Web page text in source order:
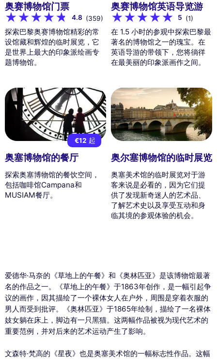
奥赛博物馆门票
4.8 (359)
探索巴黎奥赛博物馆精彩的常
设馆藏和辉煌的临时展览，它
是世界上最大的印象派绘画专
题博物馆。
奥赛博物馆英语导览游
5 (1)
在 1.5 小时的参观中探索巴黎最
著名的博物馆之一的瑰宝。在
英语导游的带领下，您将徜徉
在最美丽的印象派画作之间。
€12 起
奥塞博物馆的餐厅
探索奥塞博物馆的餐饮空间，
包括咖啡馆Campana和
MUSIAM餐厅。
奥尔塞博物馆的临时展览
奥塞美术馆的临时展览对于游
客来说是必看的，因为它们提
供了发现新奇迷人的艺术品、
了解艺术史以及享受互动和身
临其境的参观体验的机会。
爱德华·马奈的《草地上的午餐》和《奥林匹亚》是该博物馆最著
名的作品之一。《草地上的午餐》于1863年创作，是一幅引起争
议的画作，因其描绘了一个裸体女人在户外，周围是穿着衣服的
男人而受到批评。《奥林匹亚》于1865年绘制，描绘了一名裸体
妓女躺在床上，脚边有一只黑猫。这两幅作品被视为现代艺术的
重要范例，并对后来的艺术运动产生了影响。
文森特·梵高的《星夜》也是奥塞美术馆的一幅标志性作品。这幅